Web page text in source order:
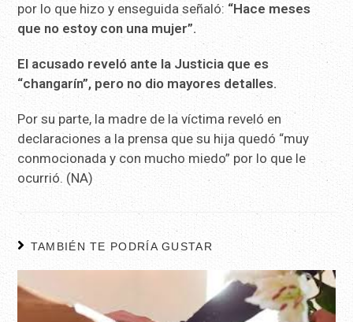
por lo que hizo y enseguida señaló: “Hace meses
que no estoy con una mujer”.
El acusado reveló ante la Justicia que es
“changarín”, pero no dio mayores detalles.
Por su parte, la madre de la víctima reveló en
declaraciones a la prensa que su hija quedó “muy
conmocionada y con mucho miedo” por lo que le
ocurrió. (NA)
TAMBIÉN TE PODRÍA GUSTAR